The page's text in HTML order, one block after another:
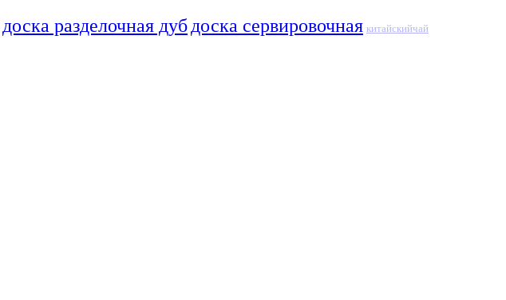
доска разделочная дуб доска сервировочная китайскийчай